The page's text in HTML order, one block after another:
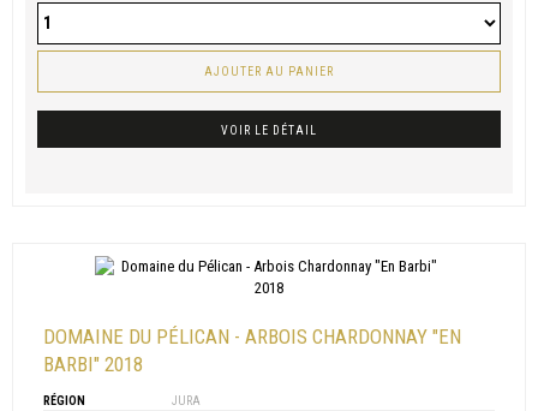
AJOUTER AU PANIER
VOIR LE DÉTAIL
DOMAINE DU PÉLICAN - ARBOIS CHARDONNAY "EN
BARBI" 2018
RÉGION
JURA